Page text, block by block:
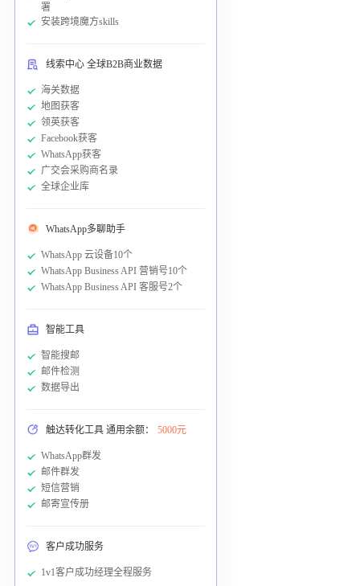
署
安装跨境魔方skills
线索中心 全球B2B商业数据
海关数据
地图获客
领英获客
Facebook获客
WhatsApp获客
广交会采购商名录
全球企业库
WhatsApp多聊助手
WhatsApp 云设备10个
WhatsApp Business API 营销号10个
WhatsApp Business API 客服号2个
智能工具
智能搜邮
邮件检测
数据导出
触达转化工具 通用余额： 5000元
WhatsApp群发
邮件群发
短信营销
邮寄宣传册
客户成功服务
1v1客户成功经理全程服务